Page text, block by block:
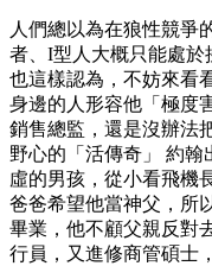
人們總以為在狼性競爭
者、I型人大概只能處
也這樣認為，不妨來看
身邊的人形容他「極度
銷售總監，還是沒辦法
野心的「活傳奇」 約
虛的男孩，從小看飛機
爸爸希望他當神父，所
畢業，他不顧父親反對
行員，又進修商管碩士